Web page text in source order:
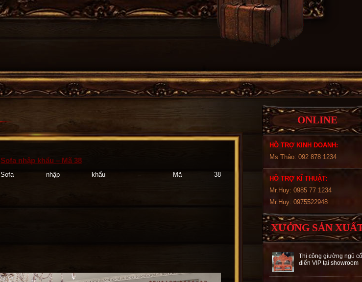
Sofa nhập khẩu – Mã 38
Sofa nhập khẩu – Mã 38
ONLINE
HỖ TRỢ KINH DOANH:
Ms Thảo: 092 878 1234
HỖ TRỢ KĨ THUẬT:
Mr.Huy: 0985 77 1234
Mr.Huy: 0975522948
XƯỞNG SẢN
Thi công giường ngủ cổ
điển VIP tại showroom